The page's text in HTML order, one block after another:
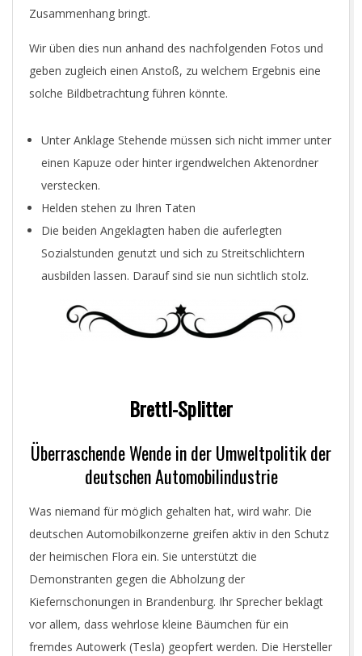
Zusammenhang bringt.
Wir üben dies nun anhand des nachfolgenden Fotos und
geben zugleich einen Anstoß, zu welchem Ergebnis eine
solche Bildbetrachtung führen könnte.
Unter Anklage Stehende müssen sich nicht immer unter
einen Kapuze oder hinter irgendwelchen Aktenordner
verstecken.
Helden stehen zu Ihren Taten
Die beiden Angeklagten haben die auferlegten
Sozialstunden genutzt und sich zu Streitschlichtern
ausbilden lassen. Darauf sind sie nun sichtlich stolz.
Brettl-Splitter
Überraschende Wende in der Umweltpolitik der
deutschen Automobilindustrie
Was niemand für möglich gehalten hat, wird wahr. Die
deutschen Automobilkonzerne greifen aktiv in den Schutz
der heimischen Flora ein. Sie unterstützt die
Demonstranten gegen die Abholzung der
Kiefernschonungen in Brandenburg. Ihr Sprecher beklagt
vor allem, dass wehrlose kleine Bäumchen für ein
fremdes Autowerk (Tesla) geopfert werden. Die Hersteller